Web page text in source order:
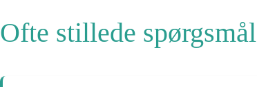
Ofte stillede spørgsmål